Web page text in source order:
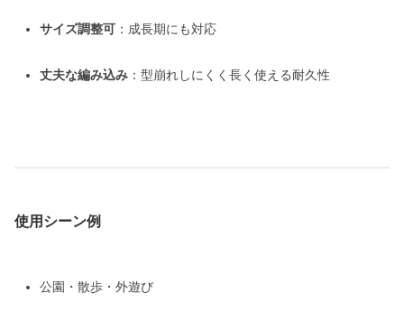
サイズ調整可 ：成長期にも対応
丈夫な編み込み ：型崩れしにくく長く使える耐久性
使用シーン例
公園・散歩・外遊び